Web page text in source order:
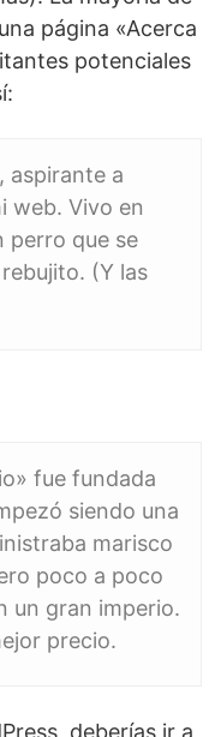
página «Acerca
potenciales
aspirante a
web. Vivo en
perro que se
(Y las
fue fundada
siendo una
marisco
poco a poco
un gran imperio.
precio.
deberías ir a